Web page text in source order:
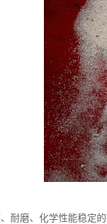
耐磨、化学性能稳定